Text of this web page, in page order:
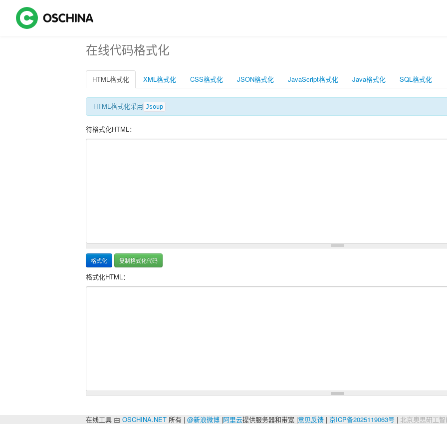
在线代码格式化
HTML格式化 XML格式化 CSS格式化 JSON格式化 JavaScript格式化 Java格式化 SQL格式化
HTML格式化采用 Jsoup
待格式化HTML：
格式化HTML：
在线工具 由 OSCHINA.NET 所有 | @新浪微博 |阿里云提供服务器和带宽 |意见反馈 | 京ICP备2025119063号 | 北京奥思研工